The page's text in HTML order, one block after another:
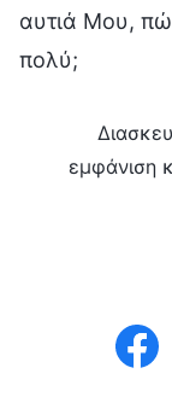
αυτιά Μου,
πολύ;
εμφάνιση